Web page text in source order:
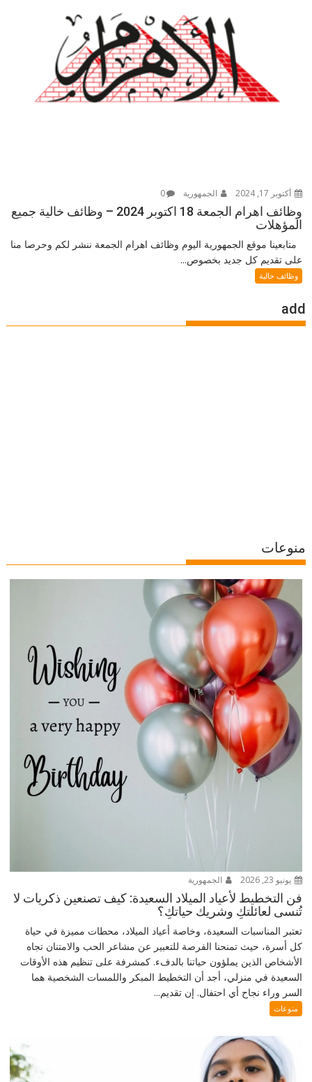
أكتوبر 17, 2024 الجمهورية 0
وظائف اهرام الجمعة 18 اكتوبر 2024 – وظائف خالية جميع
المؤهلات
متابعينا موقع الجمهورية اليوم وظائف اهرام الجمعة ننشر لكم وحرصا منا
على تقديم كل جديد بخصوص...
وظائف خالية
add
منوعات
يونيو 23, 2026 الجمهورية
فن التخطيط لأعياد الميلاد السعيدة: كيف تصنعين ذكريات لا
تُنسى لعائلتكِ وشريك حياتكِ؟
تعتبر المناسبات السعيدة، وخاصة أعياد الميلاد، محطات مميزة في حياة
كل أسرة، حيث تمنحنا الفرصة للتعبير عن مشاعر الحب والامتنان تجاه
الأشخاص الذين يملؤون حياتنا بالدفء. كمشرفة على تنظيم هذه الأوقات
السعيدة في منزلي، أجد أن التخطيط المبكر واللمسات الشخصية هما
السر وراء نجاح أي احتفال. إن تقديم...
منوعات